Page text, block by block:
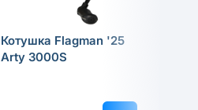
Котушка Flagman '25
Arty 3000S